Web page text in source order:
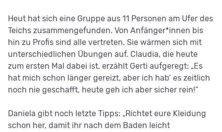
Heut hat sich eine Gruppe aus 11 Personen am Ufer des
Teichs zusammengefunden. Von Anfänger*innen bis
hin zu Profis sind alle vertreten. Sie wärmen sich mit
unterschiedlichen Übungen auf. Claudia, die heute
zum ersten Mal dabei ist, erzählt Gerti aufgeregt: „Es
hat mich schon länger gereizt, aber ich hab‘ es zeitlich
noch nie geschafft, heute geh ich aber sicher rein!“
Daniela gibt noch letzte Tipps: „Richtet eure Kleidung
schon her, damit ihr nach dem Baden leicht